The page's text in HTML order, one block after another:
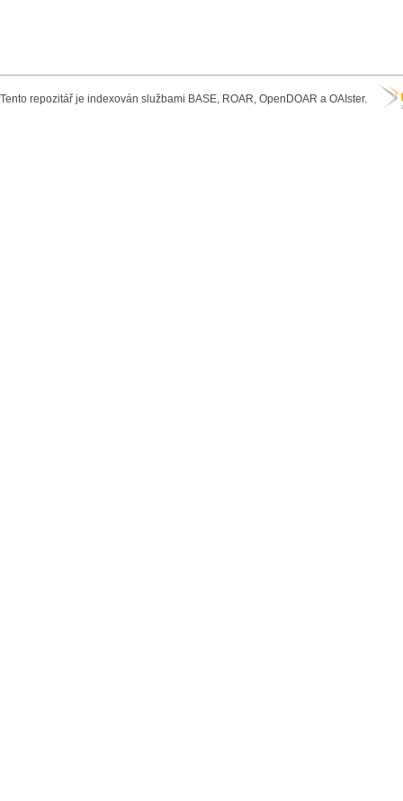
Tento repozitář je indexován službami BASE, ROAR, OpenDOAR a OAIster.